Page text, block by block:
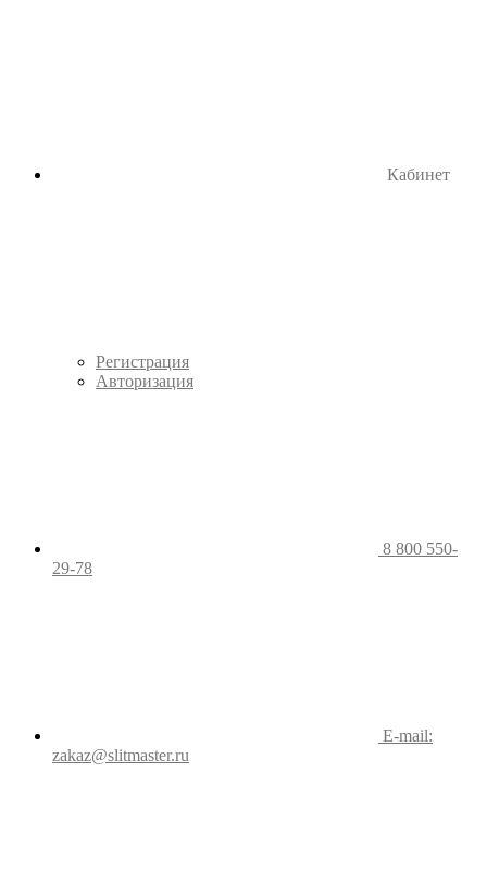
Кабинет
Регистрация
Авторизация
8 800 550-
29-78
E-mail:
zakaz@slitmaster.ru